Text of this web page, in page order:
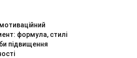
формула, стилі
підвищення